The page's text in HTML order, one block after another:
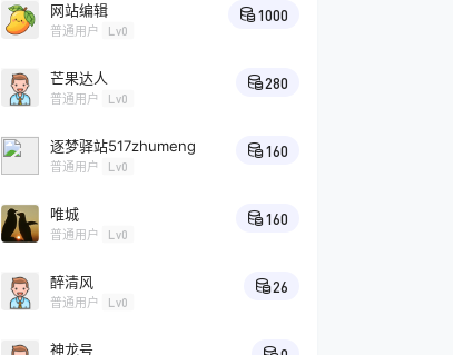
网站编辑
普通用户 Lv0
1000
芒果达人
普通用户 Lv0
280
逐梦驿站517zhumeng
普通用户 Lv0
160
唯城
普通用户 Lv0
160
醉清风
普通用户 Lv0
26
神龙号